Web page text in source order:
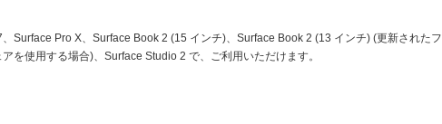
Pro X、Surface Book 2 (15 インチ)、Surface Book 2 (13 インチ) (更新されたフ
を使用する場合)、Surface Studio 2 で、ご利用いただけます。